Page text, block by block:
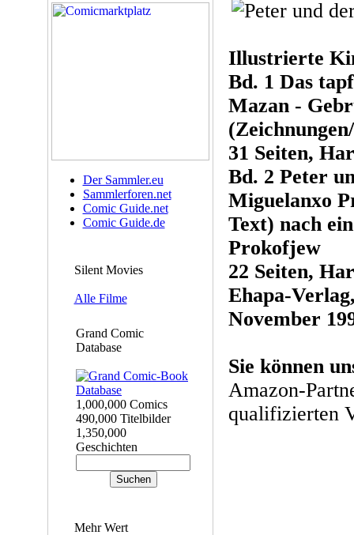
Der Sammler.eu
Sammlerforen.net
Comic Guide.net
Comic Guide.de
Silent Movies
Alle Filme
Grand Comic
Database
1,000,000 Comics
490,000 Titelbilder
1,350,000
Geschichten
Mehr Wert
Illustrierte
Bd. 1 Das
Mazan -
31 Seiten,
Bd. 2 Peter
Miguelanxo
Text) nach
Prokofjew
22 Seiten,
Ehapa-
November
Sie können
Amazon-
qualifizierten